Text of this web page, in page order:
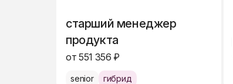
старший менеджер
продукта
от 551 356 ₽
senior гибрид